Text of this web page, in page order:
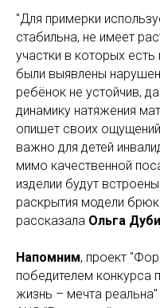
"Для примерки
стабильна, не имеет
участки в которых
были выявлены
ребёнок не устойчив,
динамику натяжения
опишет своих
важно для детей
мимо качественной
изделии будут
раскрытия модели брюк
рассказала Ольга
Напомним, проект
победителем конкурса
жизнь – мечта